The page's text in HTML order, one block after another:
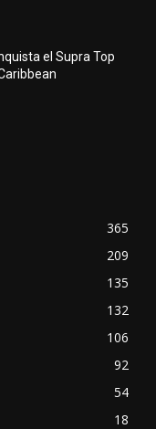
el Supra Top
365
209
135
132
106
92
54
18